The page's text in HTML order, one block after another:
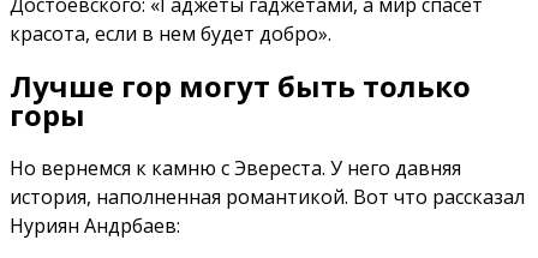
красота, если в нем будет добро».
Лучше гор могут быть только
горы
Но вернемся к камню с Эвереста. У него давняя
история, наполненная романтикой. Вот что рассказал
Нуриян Андрбаев: